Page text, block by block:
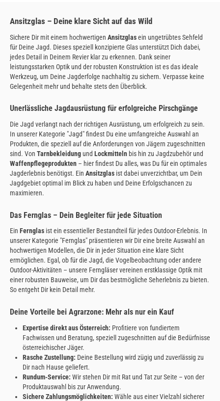
Ansitzglas – Deine klare Sicht auf das Wild
Sichere Dir mit einem hochwertigen Ansitzglasein ungetrübtes Sehfeld
für Deine Jagd. Dieses speziell konzipierte Glas unterstützt Dich dabei,
jedes Detail in Deinem Revier klar zu erkennen. Dank seiner
leistungsstarken Optik und der robusten Konstruktion ist es das ideale
Werkzeug, um Deine Jagderfolge nachhaltig zu sichern. Verpasse keine
Gelegenheit mehr und behalte stets den Überblick.
Unerlässliche Jagdausrüstung für erfolgreiche Pirschgänge
Die Jagd verlangt nach der richtigen Ausrüstung, um erfolgreich zu sein.
In unserer Kategorie "Jagd" findest Du eine umfangreiche Auswahl an
Produkten, die speziell auf die Anforderungen von Jägern zugeschnitten
sind. Von Tarnbekleidung und Lockmitteln bis hin zu Jagdzubehör und
Waffenpflegeprodukten – hier findest Du alles, was Du für ein optimales
Jagderlebnis benötigst. Ein Ansitzglas ist dabei unverzichtbar, um Dein
Jagdgebiet optimal im Blick zu haben und Deine Erfolgschancen zu
maximieren.
Das Fernglas – Dein Begleiter für jede Situation
Ein Fernglas ist ein essentieller Bestandteil für jedes Outdoor-Erlebnis. In
unserer Kategorie "Fernglas" präsentieren wir Dir eine breite Auswahl an
hochwertigen Modellen, die Dir in jeder Situation eine klare Sicht
ermöglichen. Egal, ob für die Jagd, die Vogelbeobachtung oder andere
Outdoor-Aktivitäten – unsere Ferngläser vereinen erstklassige Optik mit
einer robusten Bauweise, um Dir das bestmögliche Seherlebnis zu bieten.
So entgeht Dir kein Detail mehr.
Deine Vorteile bei Agrarzone: Mehr als nur ein Kauf
Expertise direkt aus Österreich: Profitiere von fundiertem
Fachwissen und Beratung, speziell zugeschnitten auf die Bedürfnisse
österreichischer Jäger.
Rasche Zustellung: Deine Bestellung wird zügig und zuverlässig zu
Dir nach Hause geliefert.
Rundum-Service: Wir stehen Dir mit Rat und Tat zur Seite – von der
Produktauswahl bis zur Anwendung.
Sichere Zahlungsmöglichkeiten: Wähle aus einer Vielzahl sicherer